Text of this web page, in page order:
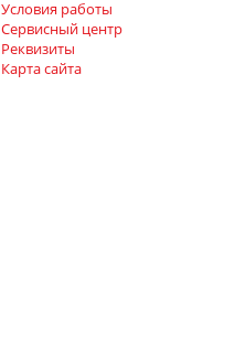
Условия работы
Сервисный центр
Реквизиты
Карта сайта